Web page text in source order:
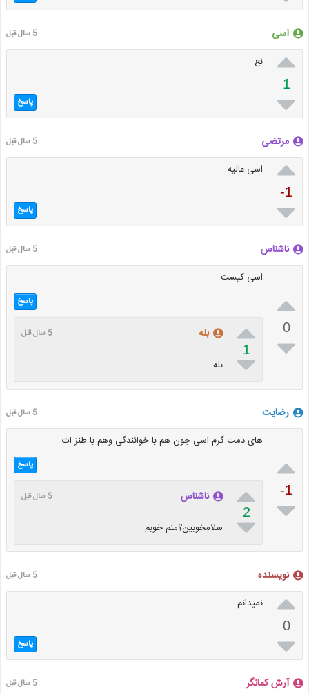
اسی 5 سال قبل

1

نع
پاسخ
مرتضی 5 سال قبل

-1

اسی عالیه
پاسخ
ناشناس 5 سال قبل

0

اسی کیست
پاسخ

1

بله 5 سال قبل
بله
رضایت 5 سال قبل

-1

های دمت گرم اسی جون هم با خوانندگی وهم با طنز ات
پاسخ

2

ناشناس 5 سال قبل
سلامخوبين؟منم خوبم
نویسنده 5 سال قبل

0

نمیدانم
پاسخ
آرش کمانگر 5 سال قبل